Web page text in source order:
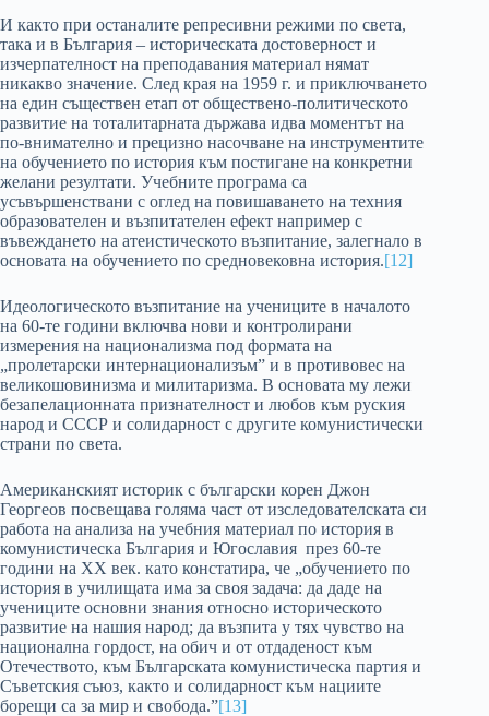
И както при останалите репресивни режими по света,
така и в България – историческата достоверност и
изчерпателност на преподавания материал нямат
никакво значение. След края на 1959 г. и приключването
на един съществен етап от обществено-политическото
развитие на тоталитарната държава идва моментът на
по-внимателно и прецизно насочване на инструментите
на обучението по история към постигане на конкретни
желани резултати. Учебните програма са
усъвършенствани с оглед на повишаването на техния
образователен и възпитателен ефект например с
въвеждането на атеистическото възпитание, залегнало в
основата на обучението по средновековна история.[12]
Идеологическото възпитание на учениците в началото
на 60-те години включва нови и контролирани
измерения на национализма под формата на
„пролетарски интернационализъм” и в противовес на
великошовинизма и милитаризма. В основата му лежи
безапелационната признателност и любов към руския
народ и СССР и солидарност с другите комунистически
страни по света.
Американският историк с български корен Джон
Георгеов посвещава голяма част от изследователската си
работа на анализа на учебния материал по история в
комунистическа България и Югославия през 60-те
години на ХХ век. като констатира, че „обучението по
история в училищата има за своя задача: да даде на
учениците основни знания относно историческото
развитие на нашия народ; да възпита у тях чувство на
национална гордост, на обич и от отдаденост към
Отечеството, към Българската комунистическа партия и
Съветския съюз, както и солидарност към нациите
борещи са за мир и свобода.”[13]